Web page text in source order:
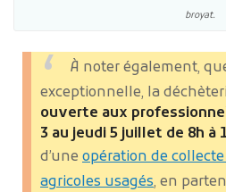
broyat.
À noter également,
exceptionnelle, la
ouverte aux
3 au jeudi 5 juillet de 8h à
d’une opération de
agricoles usagés, en